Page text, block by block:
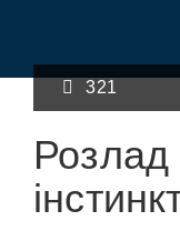
321
Розлад